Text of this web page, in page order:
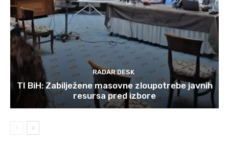
RADAR DESK
TI BiH: Zabilježene masovne zloupotrebe javnih
resursa pred izbore